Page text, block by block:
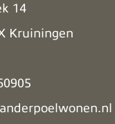
14
Kruiningen